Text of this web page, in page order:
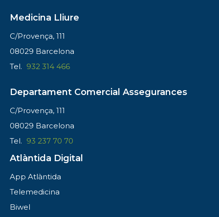
Medicina Lliure
C/Provença, 111
08029 Barcelona
Tel. 932 314 466
Departament Comercial Assegurances
C/Provença, 111
08029 Barcelona
Tel. 93 237 70 70
Atlàntida Digital
App Atlàntida
Telemedicina
Biwel